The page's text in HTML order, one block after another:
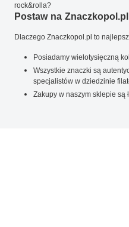
rock&rolla?
Postaw na Znaczkopol.pl
Dlaczego Znaczkopol.pl to
Posiadamy wielotysięczną
Wszystkie znaczki są
specjalistów w dziedzinie
Zakupy w naszym sklepie są